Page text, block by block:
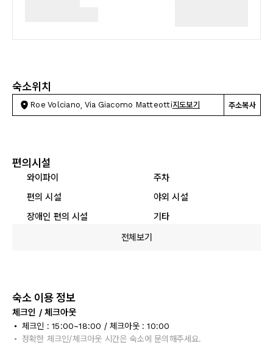
숙소위치
Roe Volciano, Via Giacomo Matteotti지도보기 주소복사
편의시설
와이파이
주차
편의 시설
야외 시설
장애인 편의 시설
기타
전체보기
숙소 이용 정보
체크인 / 체크아웃
체크인 : 15:00~18:00 / 체크아웃 : 10:00
정확한 체크인/체크아웃 시간은 숙소에 문의해주세요.